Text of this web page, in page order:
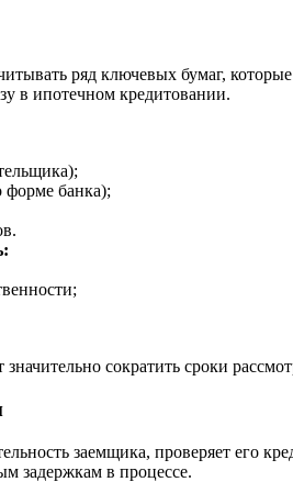
ряд ключевых бумаг,
в ипотечном кредитовании.
банка);
сократить сроки
заемщика, проверяет его
задержкам в процессе.